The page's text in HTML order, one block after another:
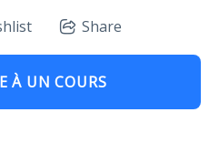
Share
À UN COURS